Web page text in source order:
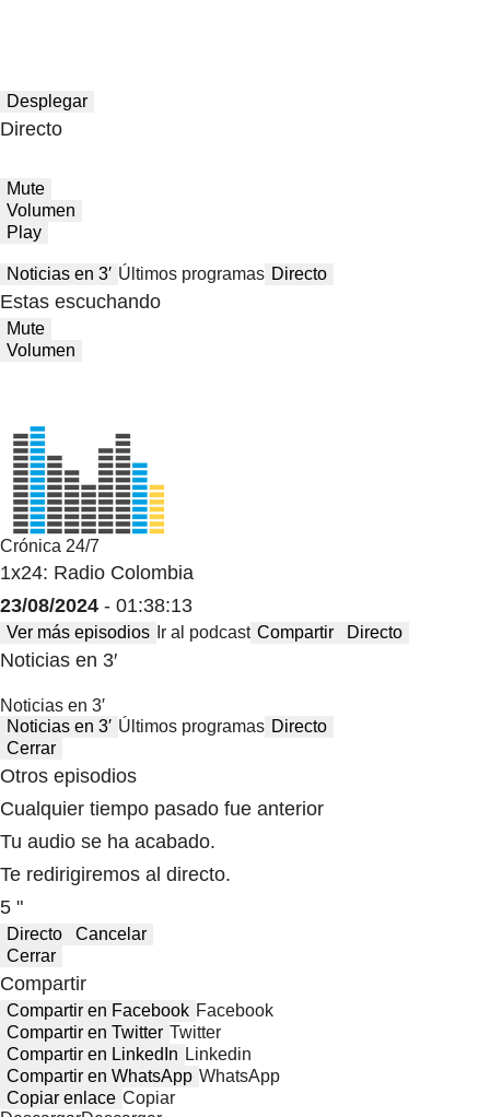
Desplegar
Directo
Mute
Volumen
Play
Noticias en 3′ Últimos programas Directo
Estas escuchando
Mute
Volumen
Crónica 24/7
1x24: Radio Colombia
23/08/2024 - 01:38:13
Ver más episodios Ir al podcast Compartir Directo
Noticias en 3′
Noticias en 3′
Noticias en 3′ Últimos programas Directo
Cerrar
Otros episodios
Cualquier tiempo pasado fue anterior
Tu audio se ha acabado.
Te redirigiremos al directo.
5 "
Directo
Cancelar
Cerrar
Compartir
Compartir en Facebook Facebook
Compartir en Twitter Twitter
Compartir en LinkedIn Linkedin
Compartir en WhatsApp WhatsApp
Copiar enlace Copiar